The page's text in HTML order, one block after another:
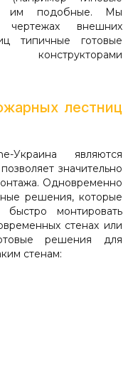
им подобные. Мы
чертежах внешних
типичные готовые
лестниц
Украина являются
значительно
Одновременно
решения, которые
монтировать
стенах или
решения для
стенам: